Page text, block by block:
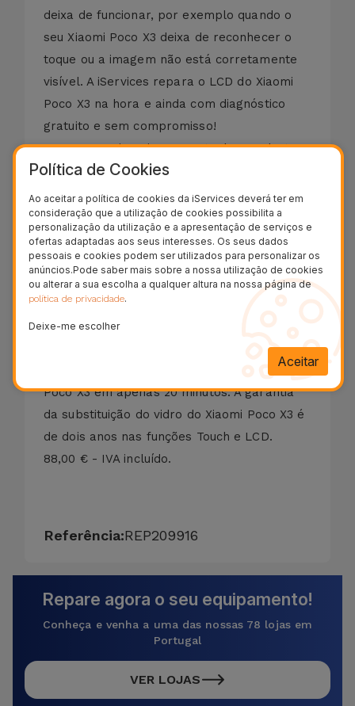
deixa de funcionar, por exemplo quando o
seu Xiaomi Poco X3 deixa de reconhecer o
toque ou a imagem não está corretamente
visível. A iServices repara o LCD do Xiaomi
Poco X3 na hora e ainda com diagnóstico
gratuito e sem compromisso!
Caso o seu Xiaomi Poco X3 tenha um destes
seguintes defeitos:
- Vidro Partido;
- Ecrã com Manchas (Derrame);
- Vidro Riscado;
- Vidro Estilhaçado ou Rachado;
- LCD com Cores Distorcidas;
- Ecrã Preto;
- Display Danificado;
- Touch Descalibrado ou sem Resposta.
Efetuamos a reparação do ecrã do Xiaomi
Poco X3 em apenas 20 minutos. A garantia
da substituição do vidro do Xiaomi Poco X3 é
de dois anos nas funções Touch e LCD.
88,00 € - IVA incluído.
Referência:REP209916
Repare agora o seu equipamento!
Conheça e venha a uma das nossas 78 lojas em
Portugal
VER LOJAS
Política de Cookies
Ao aceitar a política de cookies da iServices deverá ter em
consideração que a utilização de cookies possibilita a
personalização da utilização e a apresentação de serviços e
ofertas adaptadas aos seus interesses. Os seus dados
pessoais e cookies podem ser utilizados para personalizar os
anúncios.Pode saber mais sobre a nossa utilização de cookies
ou alterar a sua escolha a qualquer altura na nossa página de
política de privacidade.
Deixe-me escolher
Aceitar